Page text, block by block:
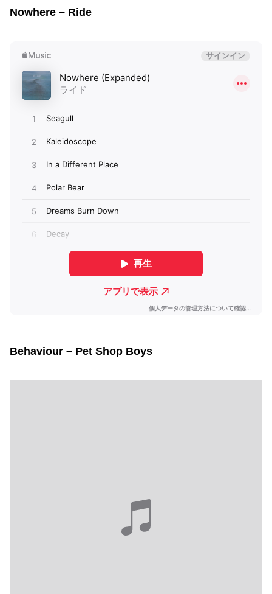
Nowhere – Ride
Behaviour – Pet Shop Boys